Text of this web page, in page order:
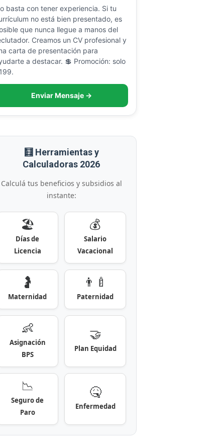
basta con tener experiencia. Si tu
no está bien presentado, es
que nunca llegue a manos del
Creamos un CV profesional y
carta de presentación para
a destacar. 💲 Promoción: solo
Enviar Mensaje →
🧮 Herramientas y
Calculadoras 2026
Calculá tus beneficios y subsidios al
instante:
🏖️
Días de
Licencia
💰
Salario
Vacacional
🤰
Maternidad
👨‍🍼
Paternidad
👶
Asignación
BPS
🤝
Plan Equidad
📉
Seguro de
Paro
🤒
Enfermedad